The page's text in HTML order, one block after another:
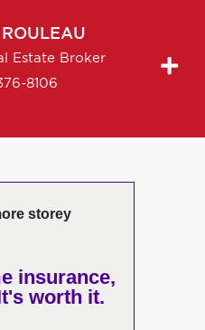
ROULEAU
Estate Broker
8106
storey
insurance,
worth it.